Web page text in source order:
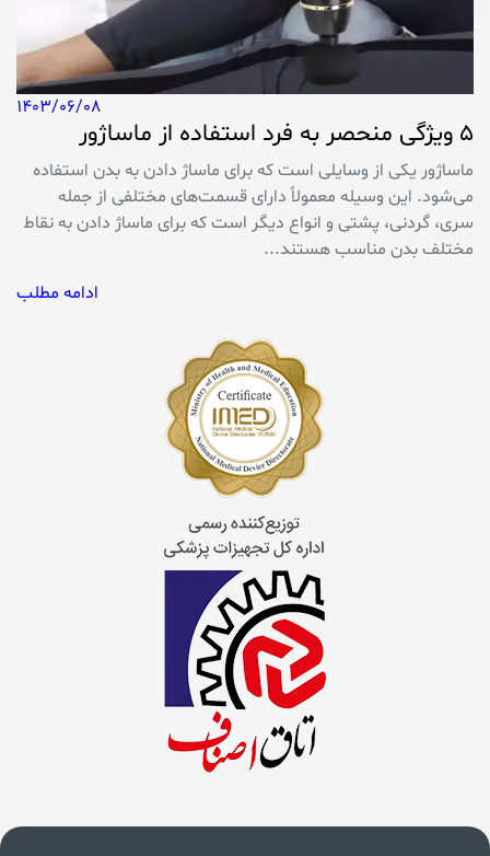
1403/06/08
5 ویژگی منحصر به فرد استفاده از ماساژور
ماساژور یکی از وسایلی است که برای ماساژ دادن به بدن استفاده
می‌شود. این وسیله معمولاً دارای قسمت‌های مختلفی از جمله
سری، گردنی، پشتی و انواع دیگر است که برای ماساژ دادن به نقاط
مختلف بدن مناسب هستند...